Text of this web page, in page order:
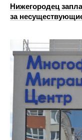
Нижегородец
за